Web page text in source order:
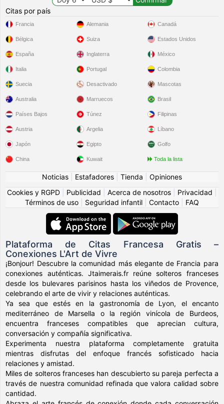
Citas por país
Francia
Bélgica
España
Italia
Suecia
Alemania
Suiza
Inglaterra
Portugal
Desactivado
Canadá
Estados Unidos
México
Colombia
Mascotas
Australia
Países Bajos
Austria
Japón
China
Marruecos
Túnez
Argelia
Egipto
Kuwait
Brasil
Filipinas
Líbano
Golfo
Toda la lista
Noticias Estafadores Tienda
Opiniones
Cookies y RGPD
Publicidad Acerca de nosotros Privacidad
Términos de uso
Seguridad infantil Contacto FAQ
Plataforma de Citas Francesa Gratis –
Conexiones L'Art de Vivre
¡Bonjour! Descubre la comunidad más elegante de Francia para
conexiones auténticas. Jtaimerais.fr reúne solteros franceses
desde los bulevares parisinos hasta los viñedos de Provence,
celebrando el arte de vivir y relaciones auténticas.
Ya sea que estés en la gastronomía de Lyon, el encanto
mediterráneo de Marsella o la región vinícola de Burdeos,
encuentra franceses compatibles que aprecian cultura,
conversación y compañía significativa.
Experimenta nuestra plataforma completamente gratuita
mientras disfrutas del enfoque francés sofisticado hacia
relaciones y amistad.
Miles de solteros franceses han descubierto su pareja perfecta a
través de nuestra comunidad refinada que valora calidad sobre
cantidad.